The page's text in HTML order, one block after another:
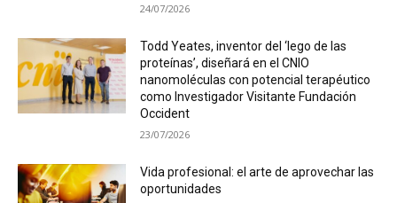
24/07/2026
Todd Yeates, inventor del ‘lego de las
proteínas’, diseñará en el CNIO
nanomoléculas con potencial terapéutico
como Investigador Visitante Fundación
Occident
23/07/2026
Vida profesional: el arte de aprovechar las
oportunidades